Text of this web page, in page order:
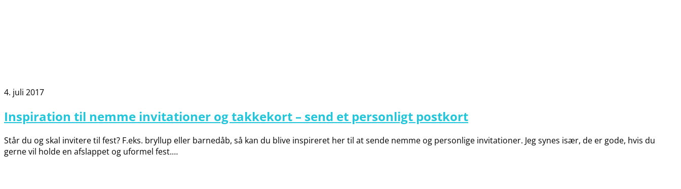
4. juli 2017
Inspiration til nemme invitationer og takkekort – send et personligt postkort
Står du og skal invitere til fest? F.eks. bryllup eller barnedåb, så kan du blive inspireret her til at sende nemme og personlige invitationer. Jeg synes især, de er gode, hvis du
gerne vil holde en afslappet og uformel fest.…